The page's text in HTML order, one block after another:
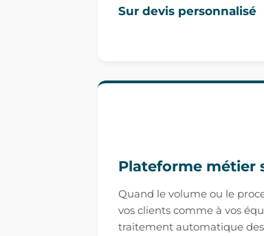
Sur devis personnalisé
Plateforme métier
Quand le volume ou le
vos clients comme à vos
traitement automatique des